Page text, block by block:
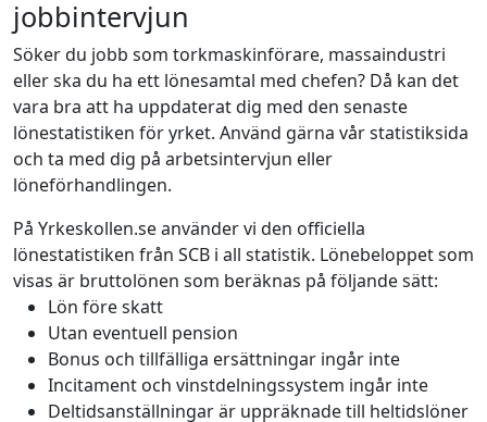
jobbintervjun
Söker du jobb som torkmaskinförare, massaindustri
eller ska du ha ett lönesamtal med chefen? Då kan det
vara bra att ha uppdaterat dig med den senaste
lönestatistiken för yrket. Använd gärna vår statistiksida
och ta med dig på arbetsintervjun eller
löneförhandlingen.
På Yrkeskollen.se använder vi den officiella
lönestatistiken från SCB i all statistik. Lönebeloppet som
visas är bruttolönen som beräknas på följande sätt:
Lön före skatt
Utan eventuell pension
Bonus och tillfälliga ersättningar ingår inte
Incitament och vinstdelningssystem ingår inte
Deltidsanställningar är uppräknade till heltidslöner